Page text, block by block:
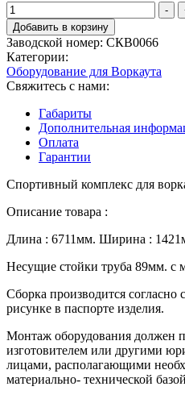
Количество
товара
Спортивный
комплекс
для
воркаута
СКВ0066
-
Добавить в корзину
Заводской номер: СКВ0066
Категории:
Оборудование для Воркаута
Свяжитесь с нами:
Габариты
Дополнительная
Оплата
Гарантии
Спортивный комплекс для
Описание товара :
Длина : 6711мм. Ширина :
Несущие стойки труба 89мм. с
Сборка производится согласно
рисунке в паспорте изделия.
Монтаж оборудования должен
изготовителем или другими
лицами, располагающими
материально- технической